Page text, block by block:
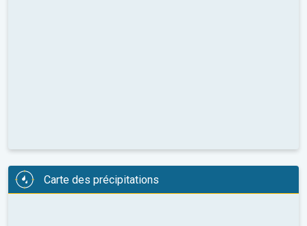
Carte des précipitations